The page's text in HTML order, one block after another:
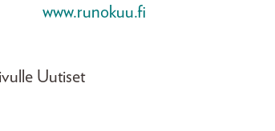
www.runokuu.fi
Uutiset